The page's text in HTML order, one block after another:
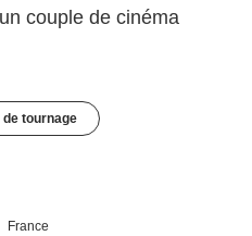
couple de cinéma
tournage
France